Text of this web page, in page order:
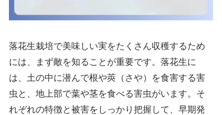
落花生栽培で美味しい実をたくさん収穫するため
には、まず敵を知ることが重要です。落花生に
は、土の中に潜んで根や莢（さや）を食害する害
虫と、地上部で葉や茎を食べる害虫がいます。そ
れぞれの特徴と被害をしっかり把握して、早期発